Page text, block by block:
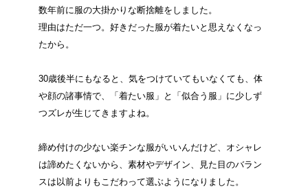
数年前に服の大掛かりな断捨離をしました。
理由はただ一つ。好きだった服が着たいと思えなくなっ
たから。
30歳後半にもなると、気をつけていてもいなくても、体
や顔の諸事情で、「着たい服」と「似合う服」に少しず
つズレが生じてきますよね。
締め付けの少ない楽チンな服がいいんだけど、オシャレ
は諦めたくないから、素材やデザイン、見た目のバラン
スは以前よりもこだわって選ぶようになりました。